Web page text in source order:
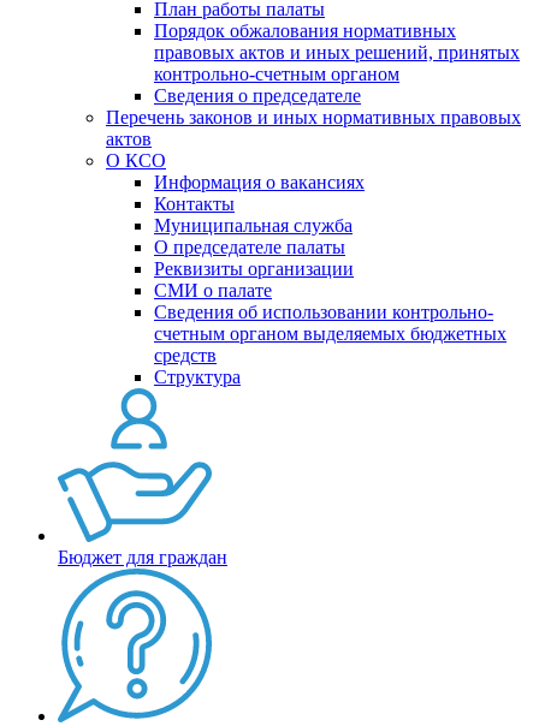
План работы палаты
Порядок обжалования нормативных
правовых актов и иных решений, принятых
контрольно-счетным органом
Сведения о председателе
Перечень законов и иных нормативных правовых
актов
О КСО
Информация о вакансиях
Контакты
Муниципальная служба
О председателе палаты
Реквизиты организации
СМИ о палате
Сведения об использовании контрольно-
счетным органом выделяемых бюджетных
средств
Структура
Бюджет для граждан